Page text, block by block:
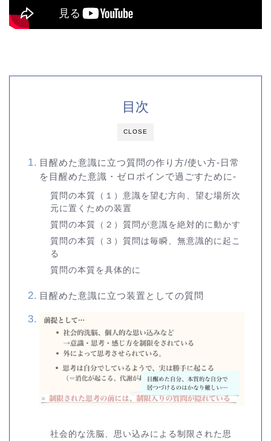
CLOSE
目次
目醒めた意識に立つ質問の作り方/使い方-日常
を目醒めた意識・ゼロポインで過ごすために-
質問の本質（１）意識を望む方向、望む場所次
元に置くための装置
質問の本質（２）質問が意識を絶対的に動かす
質問の本質（３）質問は毎瞬、無意識的に起こ
る
質問の本質を具体的に
目醒めた意識に立つ装置としての質問
社会的な洗脳、思い込みによる制限された思